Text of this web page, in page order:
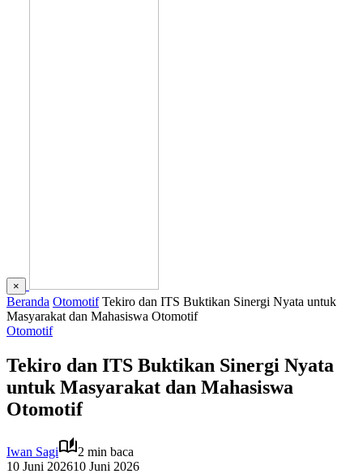
×
Beranda Otomotif Tekiro dan ITS Buktikan Sinergi Nyata untuk
Masyarakat dan Mahasiswa Otomotif
Otomotif
Tekiro dan ITS Buktikan Sinergi Nyata
untuk Masyarakat dan Mahasiswa
Otomotif
Iwan Sagi
2 min baca
10 Juni 202610 Juni 2026